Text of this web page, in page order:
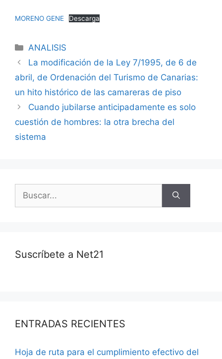
MORENO GENE Descarga
ANALISIS
La modificación de la Ley 7/1995, de 6 de
abril, de Ordenación del Turismo de Canarias:
un hito histórico de las camareras de piso
Cuando jubilarse anticipadamente es solo
cuestión de hombres: la otra brecha del
sistema
Suscríbete a Net21
ENTRADAS RECIENTES
Hoja de ruta para el cumplimiento efectivo del